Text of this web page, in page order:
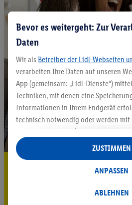
5.95 € Versand
Bevor es weitergeht: Zur
Daten
Wir als Betreiber der Lidl-Webseiten
verarbeiten Ihre Daten auf unseren
App (gemeinsam: „Lidl-Dienste“)
Techniken, mit denen eine
Informationen in Ihrem Endgerät
technisch notwendig oder werden mit
auch durch Partner (u.a.
Verantwortliche; im Zusammenhang mit
insgesamt
Statistik-Erstellung oder für
Datenverarbeitungen für ABLEHNEN
ANPASSEN
ZUSTIMMEN